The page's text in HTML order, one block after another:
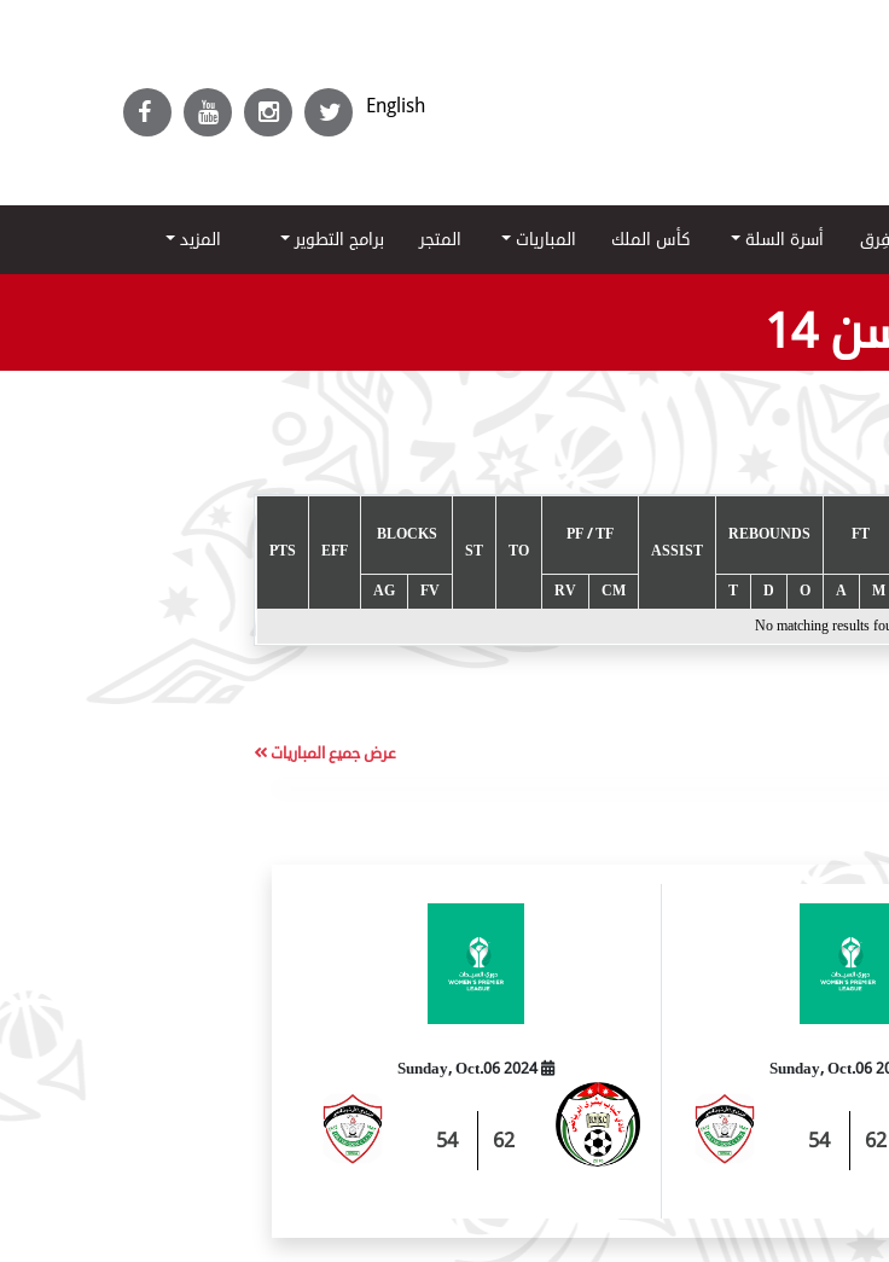
English
أسرة السلة كأس الملك المباريات المتجر برامج التطوير المزيد
14
FT
REBOUNDS
ASSIST
PF / TF
TO
ST
BLOCKS
EFF
PTS
M
A
O
D
T
CM
RV
FV
AG
No matching results
عرض جميع المباريات
2024
62
54
2024 Sunday, Oct.06
62
54